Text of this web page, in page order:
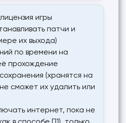
игры
патчи и
их выхода)
по времени на
прохождение
(хранятся на
сможет их удалить или
интернет, пока не